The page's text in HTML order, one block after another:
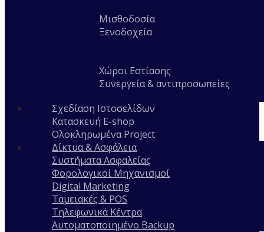
Μισθοδοσία
Ξενοδοχεία
Χώροι Εστίασης
Συνεργεία & αντιπροσωπείες
Σχεδίαση Ιστοσελίδων
Κατασκευή E-shop
Ολοκληρωμένα Project
Δίκτυα & Ασφάλεια
Συστήματα Ασφαλείας
Φορολογικοί Μηχανισμοί
Digital Marketing
Ταμειακές & POS
Τηλεφωνικά Κέντρα
Αυτοματοποιημένο Backup